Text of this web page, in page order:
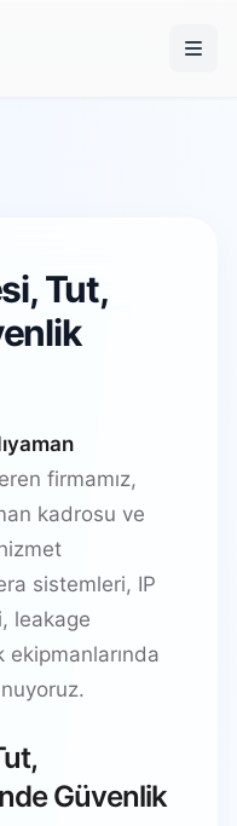
Tut,
firmamız,
kadrosu ve
sistemleri, IP
leakage
Güvenlik